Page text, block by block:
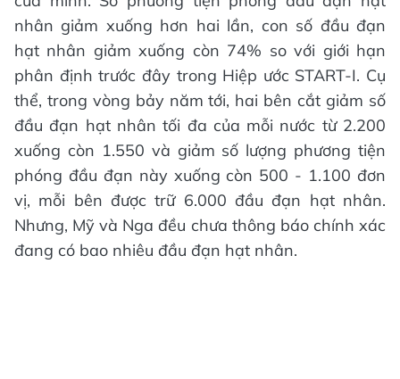
nhân giảm xuống hơn hai lần, con số đầu đạn
hạt nhân giảm xuống còn 74% so với giới hạn
phân định trước đây trong Hiệp ước START-I. Cụ
thể, trong vòng bảy năm tới, hai bên cắt giảm số
đầu đạn hạt nhân tối đa của mỗi nước từ 2.200
xuống còn 1.550 và giảm số lượng phương tiện
phóng đầu đạn này xuống còn 500 - 1.100 đơn
vị, mỗi bên được trữ 6.000 đầu đạn hạt nhân.
Nhưng, Mỹ và Nga đều chưa thông báo chính xác
đang có bao nhiêu đầu đạn hạt nhân.